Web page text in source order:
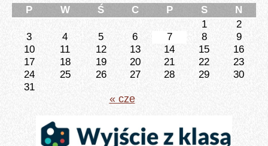
P
W Ś C P S
N
1
2
3
4 5 6 7 8
9
10
11 12 13 14 15
16
17
18 19 20 21 22
23
24
25 26 27 28 29
30
31
« cze